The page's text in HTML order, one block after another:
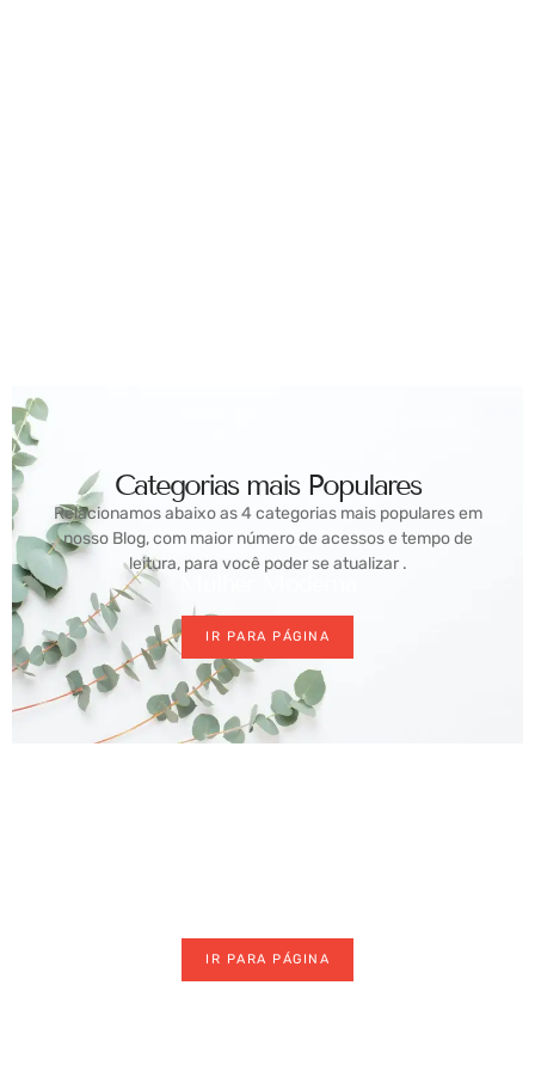
Categorias mais Populares
Relacionamos abaixo as 4 categorias mais populares em
nosso Blog, com maior número de acessos e tempo de
leitura, para você poder se atualizar .
IR PARA PÁGINA
IR PARA PÁGINA